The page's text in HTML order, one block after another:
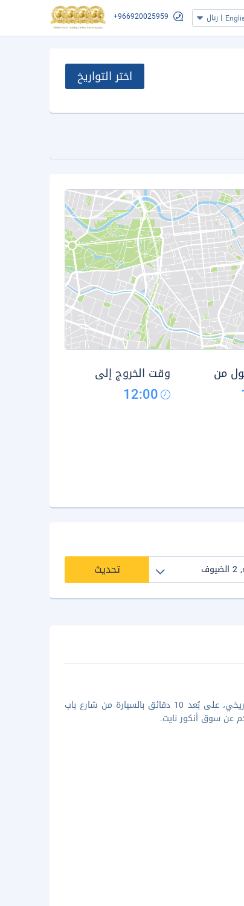
| ريال +966920025959
اختر التواريخ
من وقت الخروج إلى
12:00
تحديث
عندما تقيم في سيدارتا بوتيك هوتل في سيم ريب، ستكون في منشأة في الحي التاريخي، على بُعد 10 دقائق بالسيارة من شارع باب